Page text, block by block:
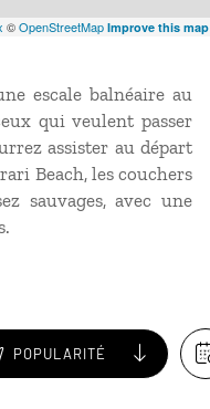
©OpenStreetMap Improve this map
escale balnéaire au
qui veulent passer
assister au départ
Beach, les couchers
sauvages, avec une
POPULARITÉ